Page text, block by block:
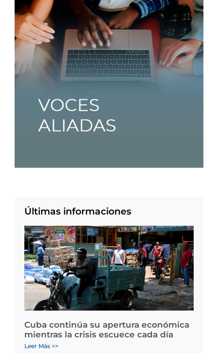
Últimas informaciones
Cuba continúa su apertura económica
mientras la crisis escuece cada día
Leer Más >>